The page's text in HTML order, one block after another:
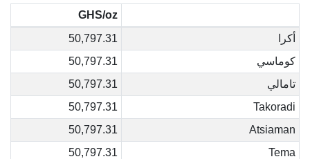
GHS/oz
أكرا
50,797.31
كوماسي
50,797.31
تامالي
50,797.31
Takoradi
50,797.31
Atsiaman
50,797.31
Tema
50,797.31